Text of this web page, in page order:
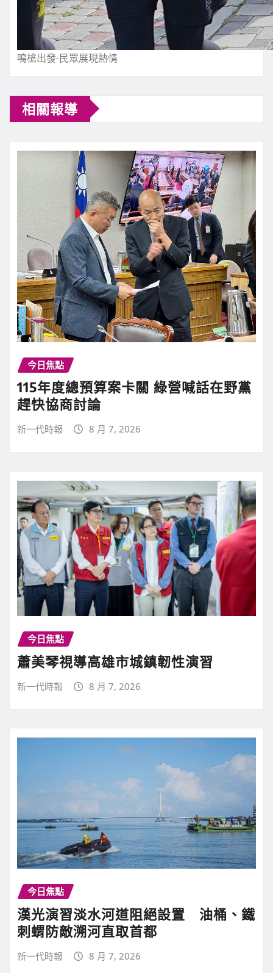
鳴槍出發-民眾展現熱情
相關報導
今日焦點
115年度總預算案卡關 綠營喊話在野黨
趕快協商討論
新一代時報 8 月 7, 2026
今日焦點
蕭美琴視導高雄市城鎮韌性演習
新一代時報 8 月 7, 2026
今日焦點
漢光演習淡水河道阻絕設置 油桶、鐵
刺蝟防敵溯河直取首都
新一代時報 8 月 7, 2026